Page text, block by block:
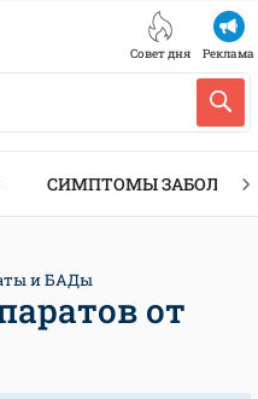
Совет дня Реклама
СИМПТОМЫ
и БАДы
от